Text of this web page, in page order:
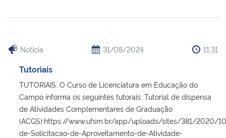
Notícia 31/08/2024 11:31
Tutoriais
TUTORIAIS: O Curso de Licenciatura em Educação do
Campo informa os seguintes tutorais: Tutorial de dispensa
de Atividades Complementares de Graduação
(ACGS):https://www.ufsm.br/app/uploads/sites/381/2020/
de-Solicitacao-de-Aproveitamento-de-Atividade-